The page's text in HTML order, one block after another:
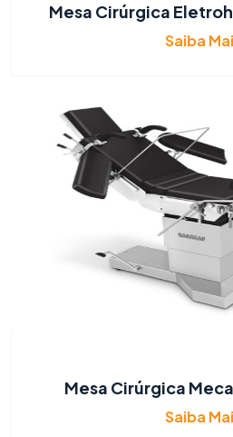
Mesa Cirúrgica
Saiba
Mesa Cirúrgica
Saiba